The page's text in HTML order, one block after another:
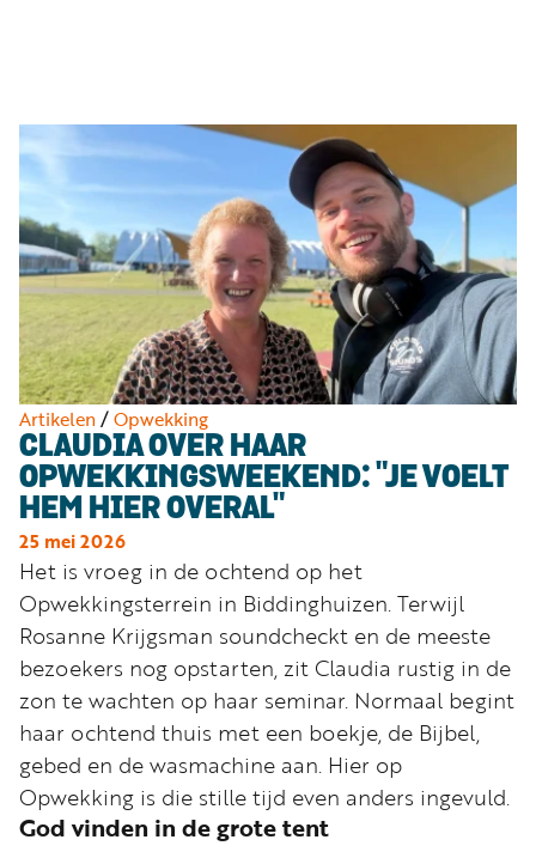
Artikelen/Opwekking
CLAUDIA OVER HAAR
OPWEKKINGSWEEKEND: "JE VOELT
HEM HIER OVERAL"
25 mei 2026
Het is vroeg in de ochtend op het
Opwekkingsterrein in Biddinghuizen. Terwijl
Rosanne Krijgsman soundcheckt en de meeste
bezoekers nog opstarten, zit Claudia rustig in de
zon te wachten op haar seminar. Normaal begint
haar ochtend thuis met een boekje, de Bijbel,
gebed en de wasmachine aan. Hier op
Opwekking is die stille tijd even anders ingevuld.
God vinden in de grote tent
Podcasts
Muziek
Artikelen
Kanalen
Steun
onze
missie
Info
Word
nu
vriend
Businessclub
Adverteren
Winkel
Privacy